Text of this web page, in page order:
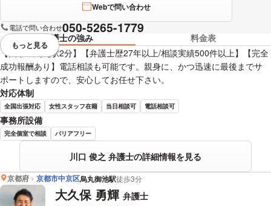
Webで問い合わせ
電話で問い合わせ050-5265-1779
弁護士の強み
料金表
【四条・烏丸駅2分】【弁護士歴27年以上/相談実績500件以上】【完全
成功報酬あり】電話相談も可能です。親身に、かつ迅速に最後までサ
ポートしますので、安心してお任せ下さい。
対応体制
全国出張対応 女性スタッフ在籍 当日相談可 電話相談可
事務所設備
完全個室で相談 バリアフリー
川口 俊之 弁護士の詳細情報を見る
視覚的に省略されている要素を
もっと見る
京都府 京都市中京区烏丸御池駅徒歩3分
大久保 勇輝 弁護士